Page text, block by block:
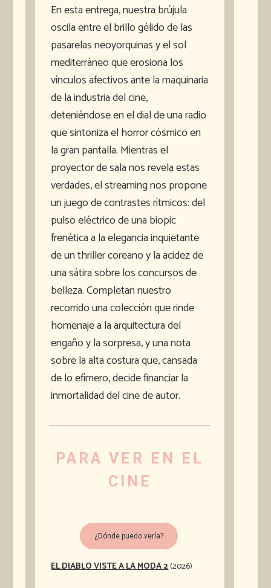
En esta entrega, nuestra brújula
oscila entre el brillo gélido de las
pasarelas neoyorquinas y el sol
mediterráneo que erosiona los
vínculos afectivos ante la maquinaria
de la industria del cine,
deteniéndose en el dial de una radio
que sintoniza el horror cósmico en
la gran pantalla. Mientras el
proyector de sala nos revela estas
verdades, el streaming nos propone
un juego de contrastes rítmicos: del
pulso eléctrico de una biopic
frenética a la elegancia inquietante
de un thriller coreano y la acidez de
una sátira sobre los concursos de
belleza. Completan nuestro
recorrido una colección que rinde
homenaje a la arquitectura del
engaño y la sorpresa, y una nota
sobre la alta costura que, cansada
de lo efímero, decide financiar la
inmortalidad del cine de autor.
PARA VER EN EL
CINE
¿Dónde puedo verla?
EL DIABLO VISTE A LA MODA 2(2026)